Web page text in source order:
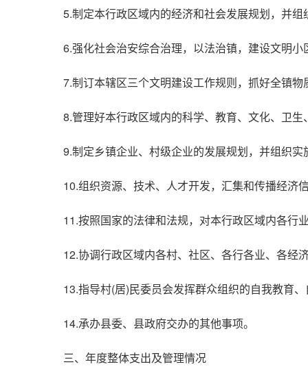
5.制定本行政区域内的经济和社会发展规划，并组
6.强化社会治安综合治理，以法治镇，建设文明
7.制订本辖区三个文明建设工作规则，抓好全镇
8.管理好本行政区域内的科学、教育、文化、卫
9.制定乡镇企业、村级企业的发展规划，并组织实
10.组织资源、技术、人才开发，汇集和传播经济
11.按照国家的法律和法规，对本行政区域内各行
12.协调行政区域内各村、社区、各行各业、各经
13.指导村(居)民委员会发挥群众组织的自我教育
14.承办县委、县政府交办的其他事项。
三、年度整体支出及管理情况